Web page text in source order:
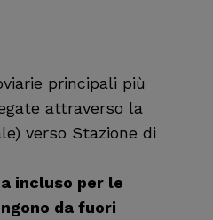
principali più
attraverso la
verso Stazione di
incluso per le
da fuori